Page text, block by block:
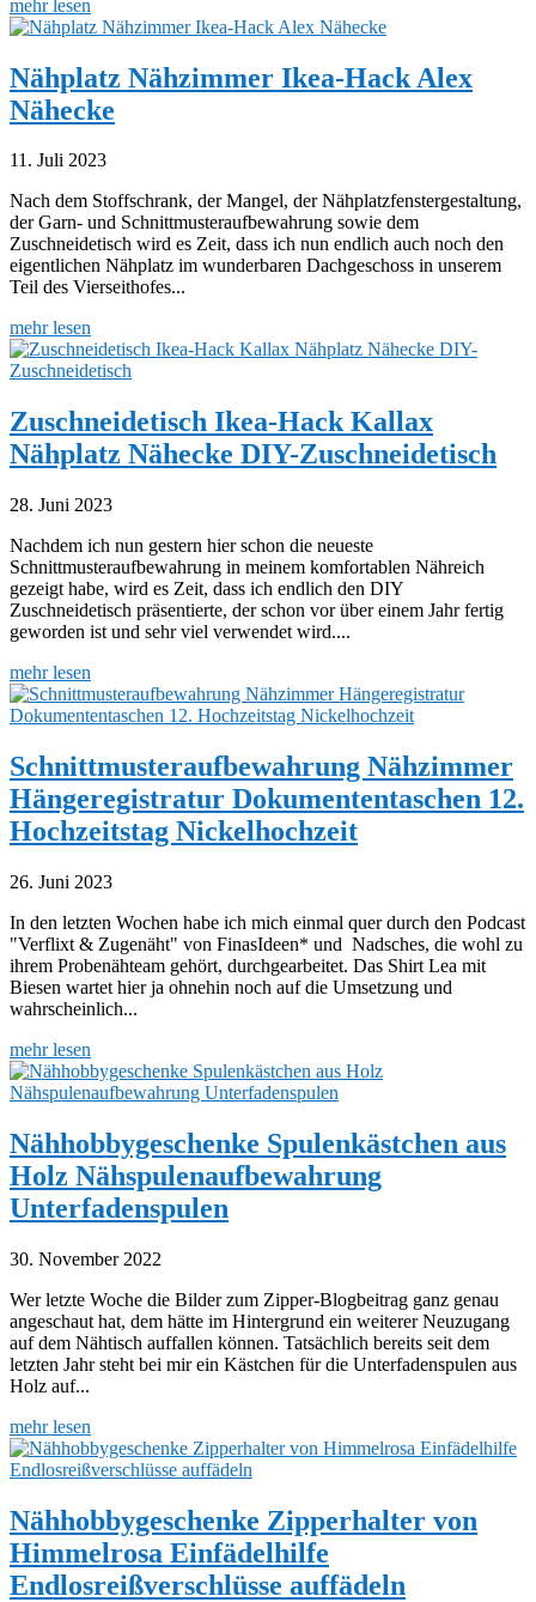
mehr lesen
Nähplatz Nähzimmer Ikea-Hack Alex
Nähecke
11. Juli 2023
Nach dem Stoffschrank, der Mangel, der Nähplatzfenstergestaltung,
der Garn- und Schnittmusteraufbewahrung sowie dem
Zuschneidetisch wird es Zeit, dass ich nun endlich auch noch den
eigentlichen Nähplatz im wunderbaren Dachgeschoss in unserem
Teil des Vierseithofes...
mehr lesen
Zuschneidetisch Ikea-Hack Kallax
Nähplatz Nähecke DIY-Zuschneidetisch
28. Juni 2023
Nachdem ich nun gestern hier schon die neueste
Schnittmusteraufbewahrung in meinem komfortablen Nähreich
gezeigt habe, wird es Zeit, dass ich endlich den DIY
Zuschneidetisch präsentierte, der schon vor über einem Jahr fertig
geworden ist und sehr viel verwendet wird....
mehr lesen
Schnittmusteraufbewahrung Nähzimmer
Hängeregistratur Dokumententaschen 12.
Hochzeitstag Nickelhochzeit
26. Juni 2023
In den letzten Wochen habe ich mich einmal quer durch den Podcast
"Verflixt & Zugenäht" von FinasIdeen* und Nadsches, die wohl zu
ihrem Probenähteam gehört, durchgearbeitet. Das Shirt Lea mit
Biesen wartet hier ja ohnehin noch auf die Umsetzung und
wahrscheinlich...
mehr lesen
Nähhobbygeschenke Spulenkästchen aus
Holz Nähspulenaufbewahrung
Unterfadenspulen
30. November 2022
Wer letzte Woche die Bilder zum Zipper-Blogbeitrag ganz genau
angeschaut hat, dem hätte im Hintergrund ein weiterer Neuzugang
auf dem Nähtisch auffallen können. Tatsächlich bereits seit dem
letzten Jahr steht bei mir ein Kästchen für die Unterfadenspulen aus
Holz auf...
mehr lesen
Nähhobbygeschenke Zipperhalter von
Himmelrosa Einfädelhilfe
Endlosreißverschlüsse auffädeln